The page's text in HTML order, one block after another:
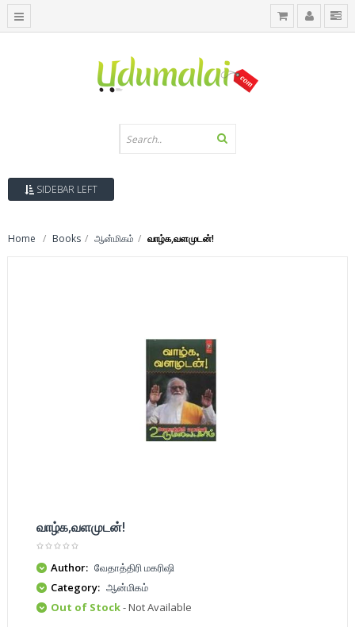
SIDEBAR LEFT
Home Books ஆன்மிகம் வாழ்க,வளமுடன்!
வாழ்க,வளமுடன்!
Author: வேதாத்திரி மகரிஷி
Category: ஆன்மிகம்
Out of Stock- Not Available